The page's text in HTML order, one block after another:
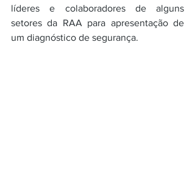
líderes e colaboradores de alguns
setores da RAA para apresentação de
um diagnóstico de segurança.